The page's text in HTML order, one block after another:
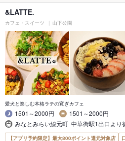
&LATTE.
カフェ・スイーツ 山下公園
愛犬と楽しむ本格ラテの寛ぎカフェ
1501～2000円
1501～2000円
みなとみらい線元町･中華街駅1出口より
【アプリ予約限定】最大800ポイント還元対象店